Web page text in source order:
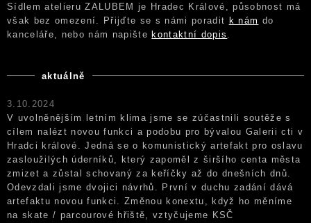
Sídlem atelieru ZALUBEM je Hradec Králové, působnost má
však bez omezení. Přijďte se s námi poradit k nám do
kanceláře, nebo nám napište kontaktní dopis .
aktuálně
3.10.2024
V uvolněnějším letním klima jsme se zúčastnili soutěže s
cílem nalézt novou funkci a podobu pro bývalou Galerii cti v
Hradci králové. Jedná se o komunistický artefakt pro oslavu
zasloužilých úderníků, který zapoměl z širšího centa města
zmizet a zůstal schovaný za keříčky až do dnešních dnů.
Odevzdali jsme dvojici návrhů. První v duchu zadání dává
artefaktu novou funkci. Změnou konextu, když ho měníme
na skate / parcourové hřiště, vztyčujeme KSČ